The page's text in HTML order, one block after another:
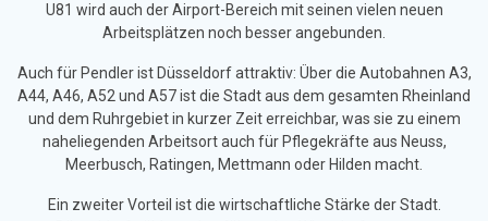
U81 wird auch der Airport-Bereich mit seinen vielen neuen
Arbeitsplätzen noch besser angebunden.
Auch für Pendler ist Düsseldorf attraktiv: Über die Autobahnen A3,
A44, A46, A52 und A57 ist die Stadt aus dem gesamten Rheinland
und dem Ruhrgebiet in kurzer Zeit erreichbar, was sie zu einem
naheliegenden Arbeitsort auch für Pflegekräfte aus Neuss,
Meerbusch, Ratingen, Mettmann oder Hilden macht.
Ein zweiter Vorteil ist die wirtschaftliche Stärke der Stadt.